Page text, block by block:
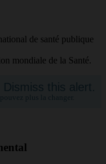
de santé publique
mondiale de la Santé.
plus la changer.
Dismiss this alert.